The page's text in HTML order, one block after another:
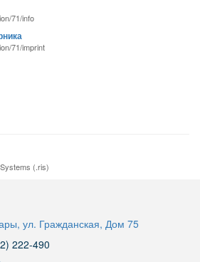
71/info
71/imprint
(.ris)
ул. Гражданская, Дом 75
222-490